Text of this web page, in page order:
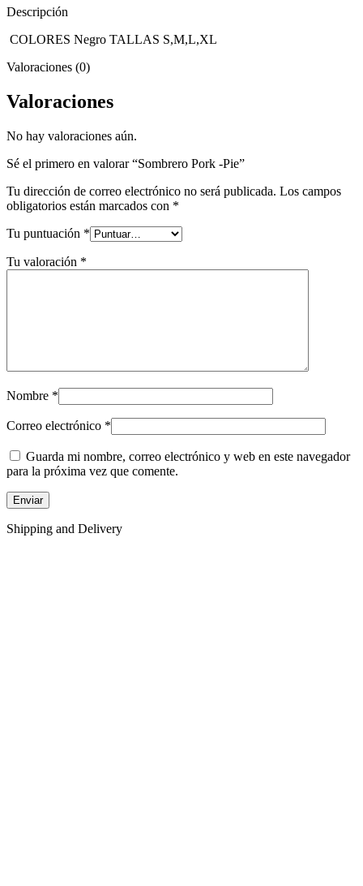
Descripción
COLORES Negro TALLAS S,M,L,XL
Valoraciones (0)
Valoraciones
No hay valoraciones aún.
Sé el primero en valorar “Sombrero Pork -Pie”
Tu dirección de correo electrónico no será publicada. Los campos
obligatorios están marcados con *
Tu puntuación *
Tu valoración *
Nombre *
Correo electrónico *
Guarda mi nombre, correo electrónico y web en este navegador
para la próxima vez que comente.
Shipping and Delivery